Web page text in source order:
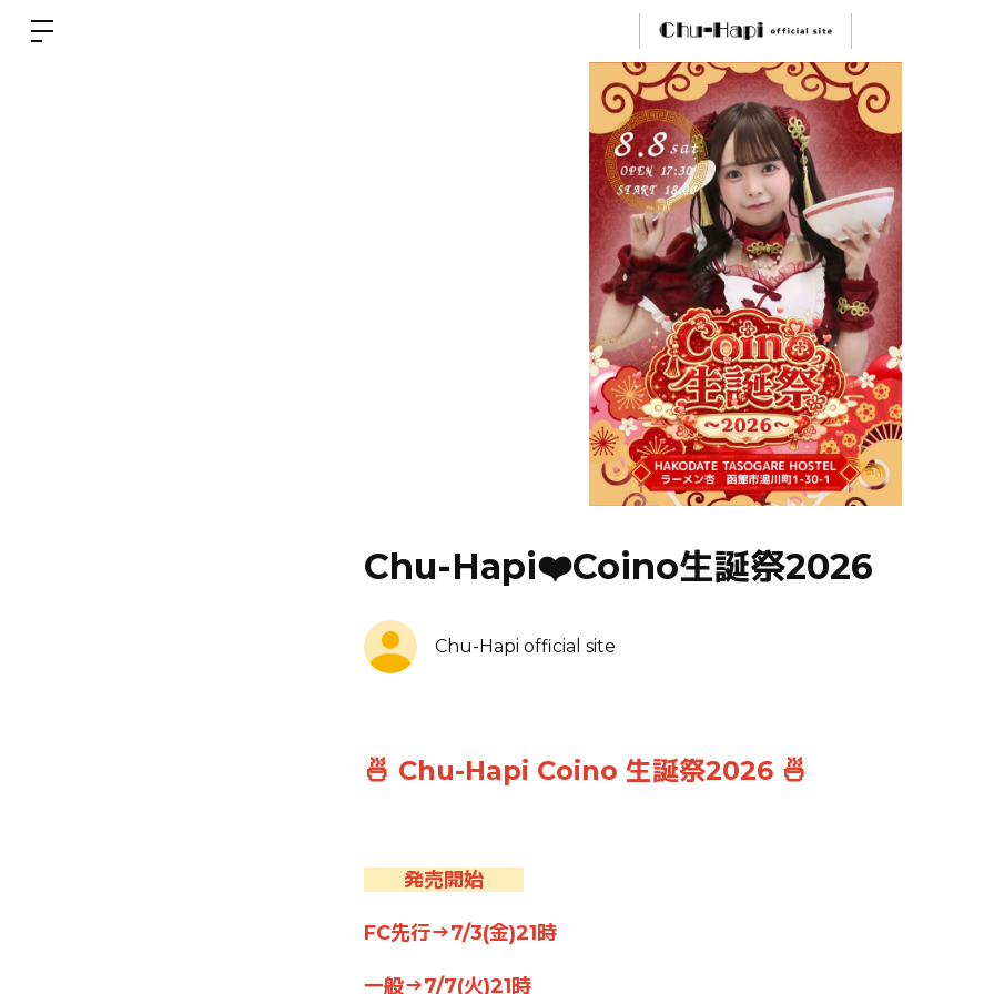
Chu-Hapi❤️Coino生誕祭2026
Chu-Hapi official site
🍜 Chu-Hapi Coino 生誕祭2026 🍜
発売開始
FC先行→7/3(金)21時
一般→7/7(火)21時